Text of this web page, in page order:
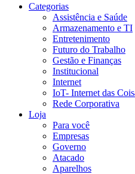
Categorias
Assistência e Saúde
Armazenamento e TI
Entretenimento
Futuro do Trabalho
Gestão e Finanças
Institucional
Internet
IoT- Internet das
Rede Corporativa
Loja
Para você
Empresas
Governo
Atacado
Aparelhos